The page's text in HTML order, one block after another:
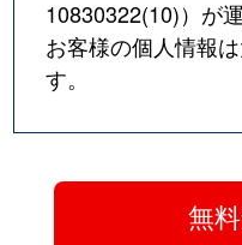
10830322(10)）が
お客様の個人情報
す。